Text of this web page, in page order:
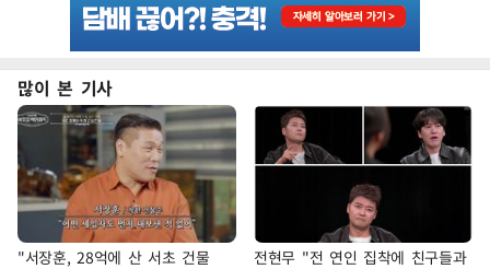
많이 본 기사
"서장훈, 28억에 산 서초 건물
전현무 "전 연인 집착에 친구들과